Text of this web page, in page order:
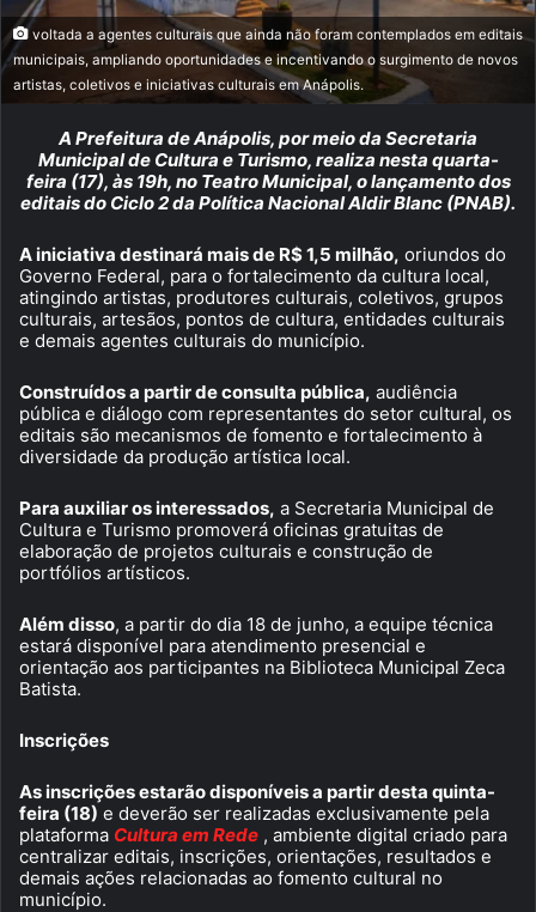
voltada a agentes culturais que ainda não foram contemplados em editais
municipais, ampliando oportunidades e incentivando o surgimento de novos
artistas, coletivos e iniciativas culturais em Anápolis.
A Prefeitura de Anápolis, por meio da Secretaria
Municipal de Cultura e Turismo, realiza nesta quarta-
feira (17), às 19h, no Teatro Municipal, o lançamento dos
editais do Ciclo 2 da Política Nacional Aldir Blanc (PNAB).
A iniciativa destinará mais de R$ 1,5 milhão, oriundos do
Governo Federal, para o fortalecimento da cultura local,
atingindo artistas, produtores culturais, coletivos, grupos
culturais, artesãos, pontos de cultura, entidades culturais
e demais agentes culturais do município.
Construídos a partir de consulta pública, audiência
pública e diálogo com representantes do setor cultural, os
editais são mecanismos de fomento e fortalecimento à
diversidade da produção artística local.
Para auxiliar os interessados, a Secretaria Municipal de
Cultura e Turismo promoverá oficinas gratuitas de
elaboração de projetos culturais e construção de
portfólios artísticos.
Além disso, a partir do dia 18 de junho, a equipe técnica
estará disponível para atendimento presencial e
orientação aos participantes na Biblioteca Municipal Zeca
Batista.
Inscrições
As inscrições estarão disponíveis a partir desta quinta-
feira (18) e deverão ser realizadas exclusivamente pela
plataforma Cultura em Rede , ambiente digital criado para
centralizar editais, inscrições, orientações, resultados e
demais ações relacionadas ao fomento cultural no
município.